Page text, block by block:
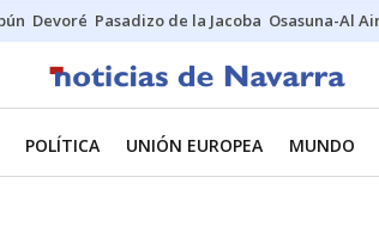
Devoré Pasadizo de la Jacoba Osasuna-Al
POLÍTICA UNIÓN EUROPEA MUNDO